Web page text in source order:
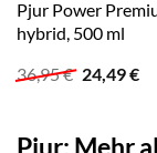
Pjur Power
hybrid, 500 ml
36,95€ 24,49€
Pjur: Mehr